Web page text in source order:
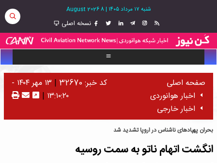
شنبه ۱۷ مرداد ۱۴۰۵ |
8 August 2026
نسخه اصلی
صفحه اصلی
اخبار هوانوردی
اخبار خارجی
کد خبر: 32670 |
۱۳ مهر ۱۴۰۴ -
۱۳:۱۰:۲۰ |
بحران پهپادهای ناشناس در اروپا تشدید شد
انگشت اتهام ناتو به سمت روسیه